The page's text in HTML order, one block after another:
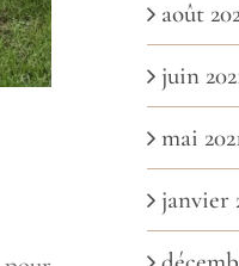
août
juin
mai
janvier